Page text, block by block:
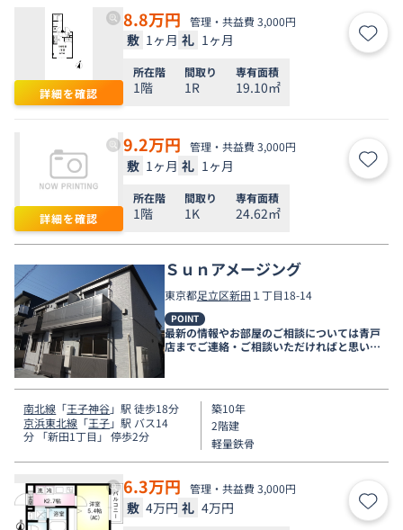
詳細を確認
8.8万円 管理・共益費 3,000円
敷 1ヶ月 礼 1ヶ月 お気
所在階
1階
間取り
1R
専有面積
19.10㎡
詳細を確認
9.2万円 管理・共益費 3,000円
敷 1ヶ月 礼 1ヶ月 お気
所在階
1階
間取り
1K
専有面積
24.62㎡
Ｓｕｎアメージング
東京都足立区新田 １丁目18-14
POINT
最新の情報やお部屋のご相談については青戸
店までご連絡・ご相談いただければと思いま
す。
南北線 「王子神谷」駅 徒歩18分
京浜東北線 「王子」駅 バス14
分 「新田1丁目」 停歩2分
築10年
2階建
軽量鉄骨
6.3万円 管理・共益費 3,000円
敷 4万円 礼 4万円 お気